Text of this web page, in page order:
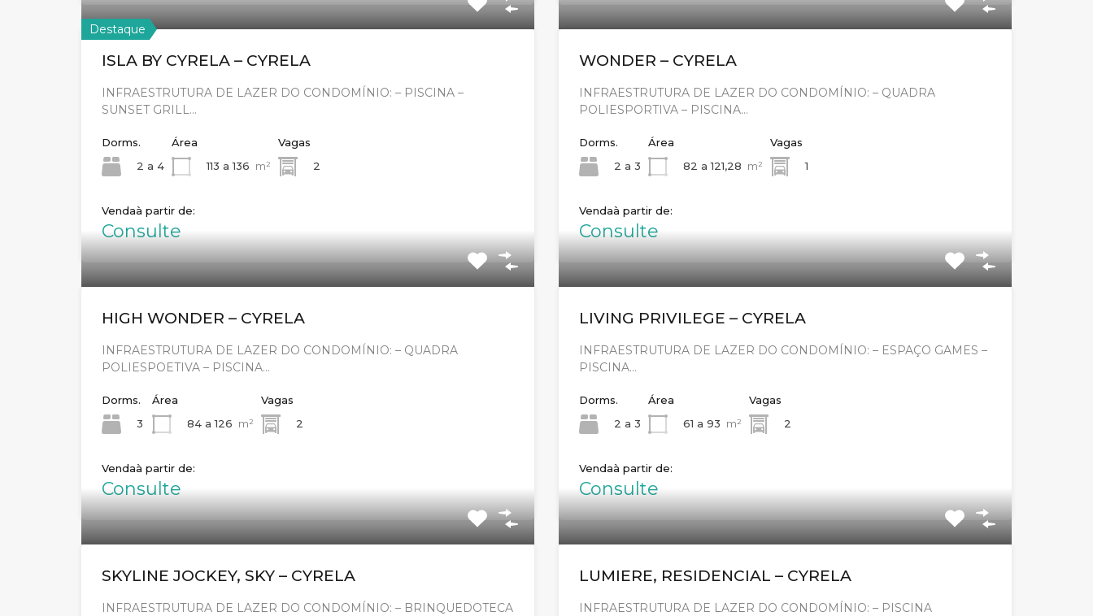
Destaque
ISLA BY CYRELA – CYRELA
INFRAESTRUTURA DE LAZER DO CONDOMÍNIO: – PISCINA –
SUNSET GRILL…
Dorms.
2 a 4
Área
113 a 136 m²
Vagas
2
Venda
Consulte
WONDER – CYRELA
INFRAESTRUTURA DE LAZER DO CONDOMÍNIO: – QUADRA
POLIESPORTIVA – PISCINA…
Dorms.
2 a 3
Área
82 a 121,28 m²
Vagas
1
Venda
Consulte
HIGH WONDER – CYRELA
INFRAESTRUTURA DE LAZER DO CONDOMÍNIO: – QUADRA
POLIESPOETIVA – PISCINA…
Dorms.
3
Área
84 a 126 m²
Vagas
2
Venda
Consulte
LIVING PRIVILEGE – CYRELA
INFRAESTRUTURA DE LAZER DO CONDOMÍNIO: – ESPAÇO GAMES –
PISCINA…
Dorms.
2 a 3
Área
61 a 93 m²
Vagas
2
Venda
Consulte
SKYLINE JOCKEY, SKY – CYRELA
INFRAESTRUTURA DE LAZER DO CONDOMÍNIO: – BRINQUEDOTECA
LUMIERE, RESIDENCIAL – CYRELA
INFRAESTRUTURA DE LAZER DO CONDOMÍNIO: – PISCINA